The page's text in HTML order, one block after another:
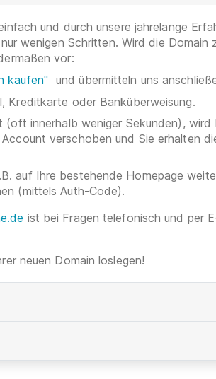
und durch unsere jahrelange
wenigen Schritten. Wird die Domain
vor:
kaufen" und übermitteln uns
Kreditkarte oder Banküberweisung.
innerhalb weniger Sekunden), wird
verschoben und Sie erhalten
auf Ihre bestehende Homepage
(mittels Auth-Code).
ist bei Fragen telefonisch und per
neuen Domain loslegen!